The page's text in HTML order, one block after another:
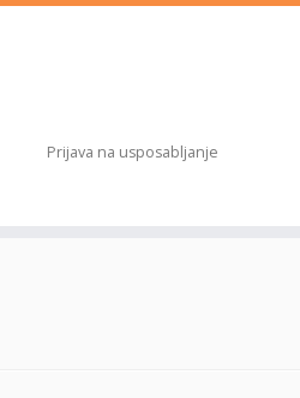
Prijava na usposabljanje